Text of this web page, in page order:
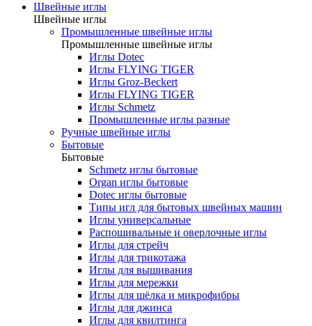
Швейные иглы
Швейные иглы
Промышленные швейные иглы
Промышленные швейные иглы
Иглы Dotec
Иглы FLYING TIGER
Иглы Groz-Beckert
Иглы FLYING TIGER
Иглы Schmetz
Промышленные иглы разные
Ручные швейные иглы
Бытовые
Бытовые
Schmetz иглы бытовые
Organ иглы бытовые
Dotec иглы бытовые
Типы игл для бытовых швейных машин
Иглы универсальные
Распошивальные и оверлочные иглы
Иглы для стрейч
Иглы для трикотажа
Иглы для вышивания
Иглы для мережки
Иглы для шёлка и микрофибры
Иглы для джинса
Иглы для квилтинга